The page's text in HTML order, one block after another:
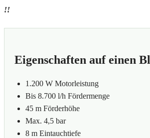
!!
Eigenschaften auf einen
1.200 W Motorleistung
Bis 8.700 l/h Fördermenge
45 m Förderhöhe
Max. 4,5 bar
8 m Eintauchtiefe